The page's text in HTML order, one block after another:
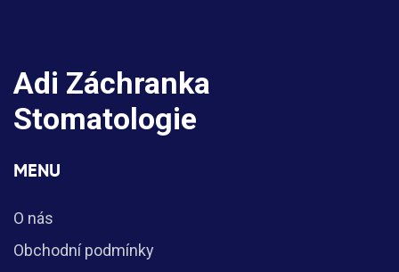
Adi Záchranka
Stomatologie
MENU
O nás
Obchodní podmínky